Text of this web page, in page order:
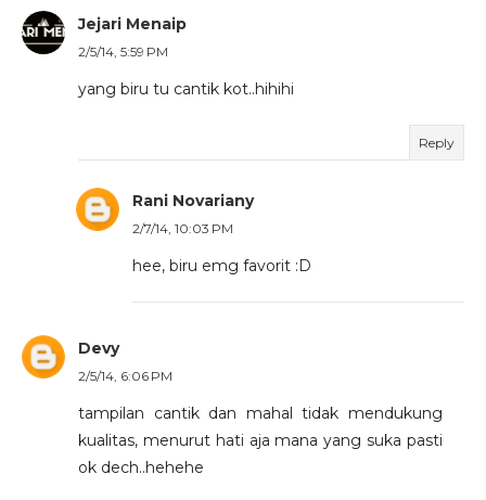
Jejari Menaip
2/5/14, 5:59 PM
yang biru tu cantik kot..hihihi
Reply
Rani Novariany
2/7/14, 10:03 PM
hee, biru emg favorit :D
Devy
2/5/14, 6:06 PM
tampilan cantik dan mahal tidak mendukung
kualitas, menurut hati aja mana yang suka pasti
ok dech..hehehe